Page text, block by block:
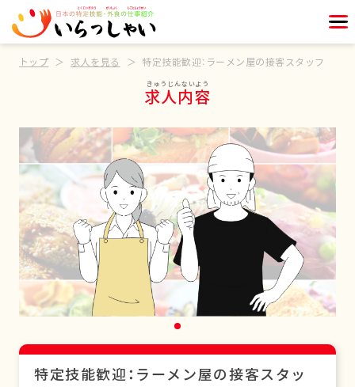
トップ 求人を見る 特定技能歓迎：ラーメン屋の接客スタッフ
求人内容
特定技能歓迎：ラーメン屋の接客スタッ